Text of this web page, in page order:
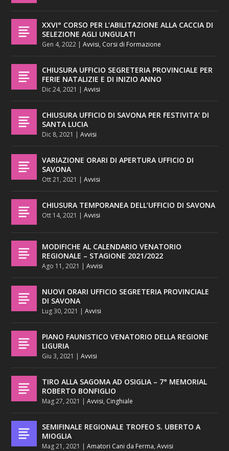
XXVI° CORSO PER L’ABILITAZIONE ALLA CACCIA DI
SELEZIONE AGLI UNGULATI
Gen 4, 2022 |Avvisi, Corsi di Formazione
CHIUSURA UFFICIO SEGRETERIA PROVINCIALE PER
FERIE NATALIZIE E DI INIZIO ANNO
Dic 24, 2021 |Avvisi
CHIUSURA UFFICIO DI SAVONA PER FESTIVITA’ DI
SANTA LUCIA
Dic 8, 2021 |Avvisi
VARIAZIONE ORARI DI APERTURA UFFICIO DI
SAVONA
Ott 21, 2021 |Avvisi
CHIUSURA TEMPORANEA DELL’UFFICIO DI SAVONA
Ott 14, 2021 |Avvisi
MODIFICHE AL CALENDARIO VENATORIO
REGIONALE – STAGIONE 2021/2022
Ago 11, 2021 |Avvisi
NUOVI ORARI UFFICIO SEGRETERIA PROVINCIALE
DI SAVONA
Lug 30, 2021 |Avvisi
PIANO FAUNISTICO VENATORIO DELLA REGIONE
LIGURIA
Giu 3, 2021 |Avvisi
TIRO ALLA SAGOMA AD OSIGLIA – 7° MEMORIAL
ROBERTO BONFIGLIO
Mag 27, 2021 |Avvisi, Cinghiale
SEMIFINALE REGIONALE TROFEO S. UBERTO A
MIOGLIA
Mag 21, 2021 |Amatori Cani da Ferma,Avvisi